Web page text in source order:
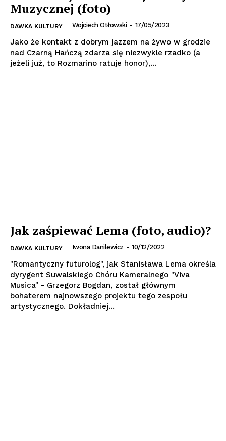
Muzycznej (foto)
DAWKA KULTURY Wojciech Otłowski - 17/05/2023
Jako że kontakt z dobrym jazzem na żywo w grodzie
nad Czarną Hańczą zdarza się niezwykle rzadko (a
jeżeli już, to Rozmarino ratuje honor),...
Jak zaśpiewać Lema (foto, audio)?
DAWKA KULTURY Iwona Danilewicz - 10/12/2022
"Romantyczny futurolog", jak Stanisława Lema określa
dyrygent Suwalskiego Chóru Kameralnego "Viva
Musica" - Grzegorz Bogdan, został głównym
bohaterem najnowszego projektu tego zespołu
artystycznego. Dokładniej...